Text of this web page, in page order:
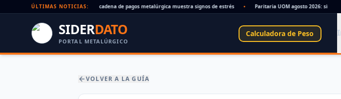
ÚLTIMAS NOTICIAS:
Cheques rechazados en alza: la cadena de pagos metalúrgica muestra signos de estrés Paritaria UOM agosto 2026: sin
SIDERDATO
PORTAL METALÚRGICO
Calculadora de Peso
VOLVER A LA GUÍA